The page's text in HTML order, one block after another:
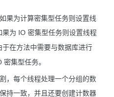
果为计算密集型任务则设置线
果为 IO 密集型任务则设置线程
于在方法中需要与数据库进行
集型任务。
，每个线程处理一个分组的数
持一致，并且还要创建计数器